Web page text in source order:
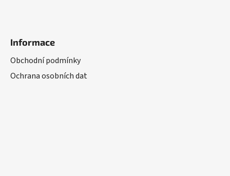
Informace
Obchodní podmínky
Ochrana osobních dat